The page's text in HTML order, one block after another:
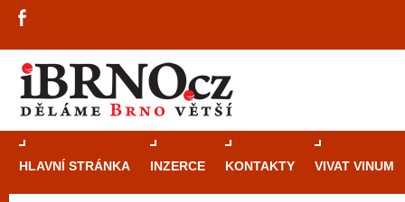
HLAVNÍ STRÁNKA INZERCE KONTAKTY VIVAT VINUM